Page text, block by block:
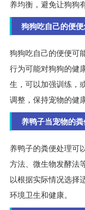
养均衡，避免让狗狗
狗狗吃自己的便
狗狗吃自己的便便可
行为可能对狗狗的健
生，可以加强训练，
调整，保持宠物的健
养鸭子当宠物的
养鸭子的粪便处理可
方法、微生物发酵法
以根据实际情况选择
环境卫生和健康。